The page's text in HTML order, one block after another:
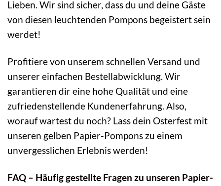
Lieben. Wir sind sicher, dass du und deine Gäste
von diesen leuchtenden Pompons begeistert sein
werdet!
Profitiere von unserem schnellen Versand und
unserer einfachen Bestellabwicklung. Wir
garantieren dir eine hohe Qualität und eine
zufriedenstellende Kundenerfahrung. Also,
worauf wartest du noch? Lass dein Osterfest mit
unseren gelben Papier-Pompons zu einem
unvergesslichen Erlebnis werden!
FAQ – Häufig gestellte Fragen zu unseren Papier-